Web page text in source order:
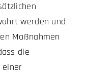
werden und
Maßnahmen
die
einer